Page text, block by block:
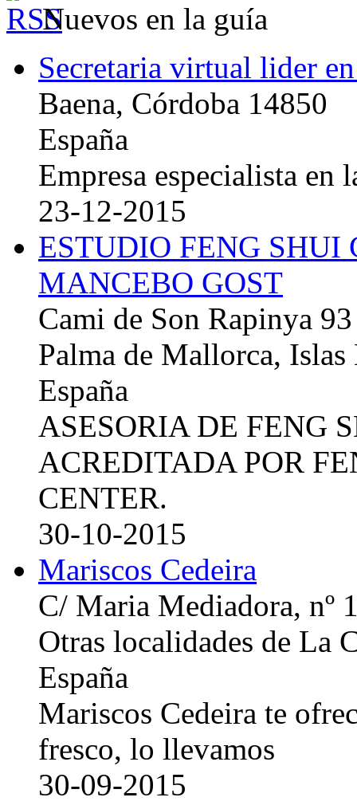
Nuevos en la guía
Secretaria virtual lider
Baena, Córdoba 14850
España
Empresa especialista en
23-12-2015
ESTUDIO FENG
MANCEBO GOST
Cami de Son Rapinya 93
Palma de Mallorca, Islas
España
ASESORIA DE FENG
ACREDITADA POR
CENTER.
30-10-2015
Mariscos Cedeira
C/ Maria Mediadora, nº
Otras localidades de La
España
Mariscos Cedeira te
fresco, lo llevamos
30-09-2015